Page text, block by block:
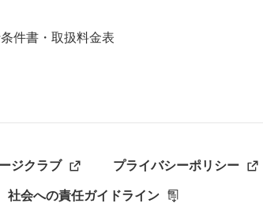
件書・取扱料金表
ジクラブ プライバシーポリシー
社会への責任ガイドライン